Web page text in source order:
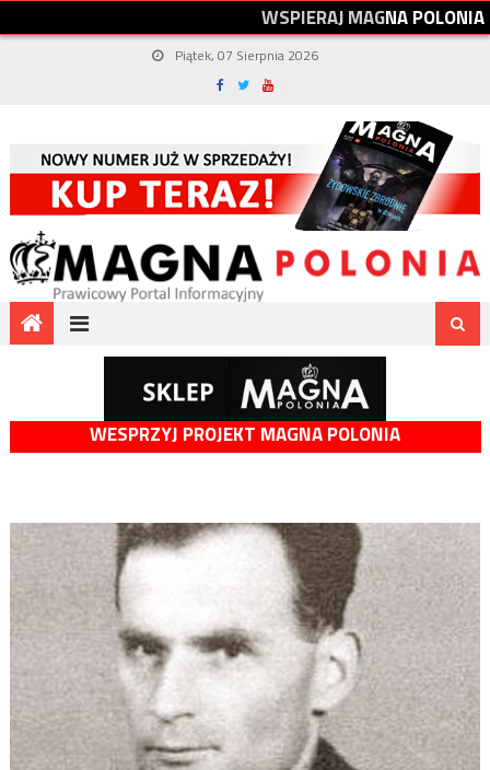
WSPIERAJMAGNAPOLONIA
Piątek, 07 Sierpnia 2026
WESPRZYJ PROJEKT MAGNA POLONIA